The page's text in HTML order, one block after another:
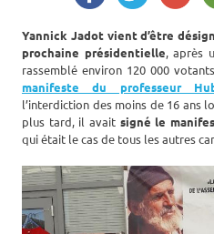
Yannick Jadot vient d’être
prochaine présidentielle, après
rassemblé environ 120 000
manifeste du professeur
l’interdiction des moins de 16 ans
plus tard, il avait signé le
qui était le cas de tous les autres